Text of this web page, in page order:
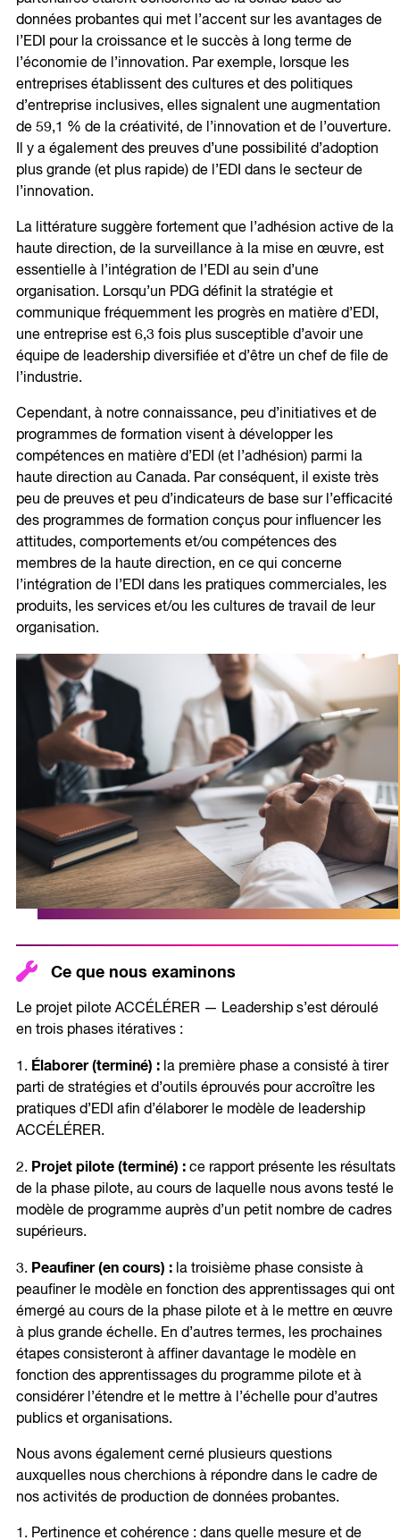
données probantes qui met l’accent sur les avantages de
l’EDI pour la croissance et le succès à long terme de
l’économie de l’innovation. Par exemple, lorsque les
entreprises établissent des cultures et des politiques
d’entreprise inclusives, elles signalent une augmentation
de 59,1 % de la créativité, de l’innovation et de l’ouverture.
Il y a également des preuves d’une possibilité d’adoption
plus grande (et plus rapide) de l’EDI dans le secteur de
l’innovation.
La littérature suggère fortement que l’adhésion active de la
haute direction, de la surveillance à la mise en œuvre, est
essentielle à l’intégration de l’EDI au sein d’une
organisation. Lorsqu’un PDG définit la stratégie et
communique fréquemment les progrès en matière d’EDI,
une entreprise est 6,3 fois plus susceptible d’avoir une
équipe de leadership diversifiée et d’être un chef de file de
l’industrie.
Cependant, à notre connaissance, peu d’initiatives et de
programmes de formation visent à développer les
compétences en matière d’EDI (et l’adhésion) parmi la
haute direction au Canada. Par conséquent, il existe très
peu de preuves et peu d’indicateurs de base sur l’efficacité
des programmes de formation conçus pour influencer les
attitudes, comportements et/ou compétences des
membres de la haute direction, en ce qui concerne
l’intégration de l’EDI dans les pratiques commerciales, les
produits, les services et/ou les cultures de travail de leur
organisation.
Ce que nous examinons
Le projet pilote ACCÉLÉRER — Leadership s’est déroulé
en trois phases itératives :
1. Élaborer (terminé) : la première phase a consisté à tirer
parti de stratégies et d’outils éprouvés pour accroître les
pratiques d’EDI afin d’élaborer le modèle de leadership
ACCÉLÉRER.
2. Projet pilote (terminé) : ce rapport présente les résultats
de la phase pilote, au cours de laquelle nous avons testé le
modèle de programme auprès d’un petit nombre de cadres
supérieurs.
3. Peaufiner (en cours) : la troisième phase consiste à
peaufiner le modèle en fonction des apprentissages qui ont
émergé au cours de la phase pilote et à le mettre en œuvre
à plus grande échelle. En d’autres termes, les prochaines
étapes consisteront à affiner davantage le modèle en
fonction des apprentissages du programme pilote et à
considérer l’étendre et le mettre à l’échelle pour d’autres
publics et organisations.
Nous avons également cerné plusieurs questions
auxquelles nous cherchions à répondre dans le cadre de
nos activités de production de données probantes.
1. Pertinence et cohérence : dans quelle mesure et de